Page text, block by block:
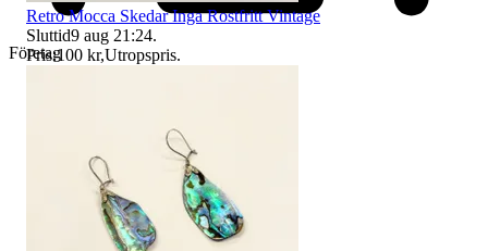
Företag
Retro Mocca Skedar Inga Rostfritt Vintage
Sluttid9 aug 21:24.
Pris:100 kr,Utropspris.